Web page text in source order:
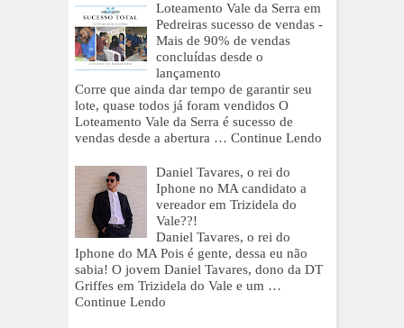
Loteamento Vale da Serra em
Pedreiras sucesso de vendas -
Mais de 90% de vendas
concluídas desde o
lançamento
Corre que ainda dar tempo de garantir seu
lote, quase todos já foram vendidos O
Loteamento Vale da Serra é sucesso de
vendas desde a abertura … Continue Lendo
Daniel Tavares, o rei do
Iphone no MA candidato a
vereador em Trizidela do
Vale??!
Daniel Tavares, o rei do
Iphone do MA Pois é gente, dessa eu não
sabia! O jovem Daniel Tavares, dono da DT
Griffes em Trizidela do Vale e um …
Continue Lendo